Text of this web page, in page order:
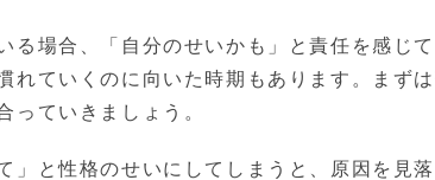
る場合、「自分のせいかも」と責任を感じて
れていくのに向いた時期もあります。まず
っていきましょう。
」と性格のせいにしてしまうと、原因を見